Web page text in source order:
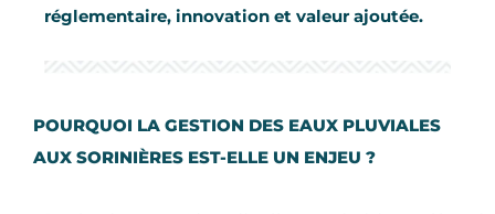
réglementaire, innovation et valeur ajoutée.
POURQUOI LA GESTION DES EAUX PLUVIALES
AUX SORINIÈRES EST-ELLE UN ENJEU ?